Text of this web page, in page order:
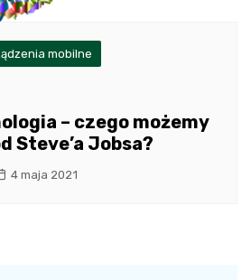
mobilne
– czego możemy
Steve’a Jobsa?
4 maja 2021